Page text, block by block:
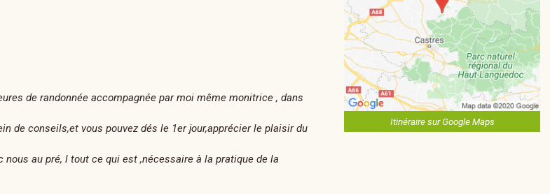
de randonnée accompagnée par moi même monitrice , dans
de conseils,et vous pouvez dés le 1er jour,apprécier le plaisir du
au pré, l tout ce qui est ,nécessaire à la pratique de la
Itinéraire sur Google Maps